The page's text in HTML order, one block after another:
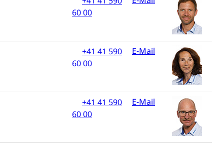
60 00
+41 41 590
60 00
E-Mail
+41 41 590
60 00
E-Mail
mit Behinderungen